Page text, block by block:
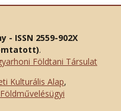
- ISSN 2559-902X
.
Földtani Társulat
Kulturális Alap,
Földművelésügyi